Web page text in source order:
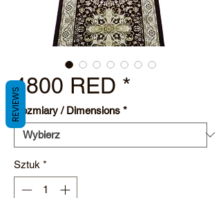
4800 RED *
Rozmiary / Dimensions *
Sztuk *
REVIEWS